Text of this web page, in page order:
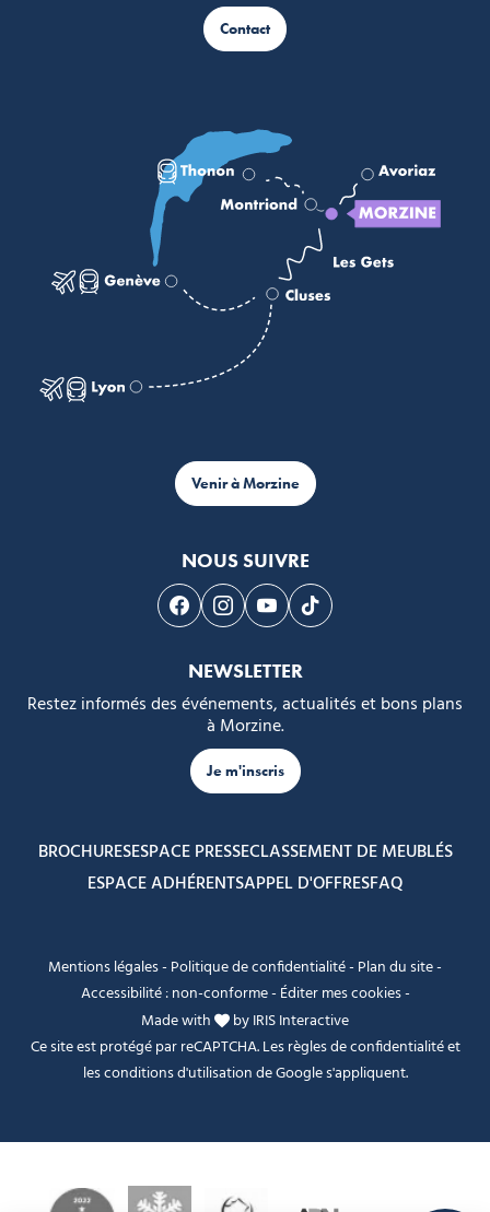
Contact
Venir à Morzine
NOUS SUIVRE
Suivez-nous sur Facebook
Suivez-nous sur Instagram
Suivez-nous sur Youtube
Suivez-nous sur
NEWSLETTER
Restez informés des événements, actualités et bons plans
à Morzine.
Je m'inscris
BROCHURESESPACE PRESSECLASSEMENT DE MEUBLÉS
ESPACE ADHÉRENTSAPPEL D'OFFRESFAQ
Mentions légales- Politique de confidentialité- Plan du site-
Accessibilité : non-conforme- Éditer mes cookies-
Made with
byIRIS Interactive
Ce site est protégé par reCAPTCHA. Lesrègles de confidentialitéet
lesconditions d'utilisationde Google s'appliquent.